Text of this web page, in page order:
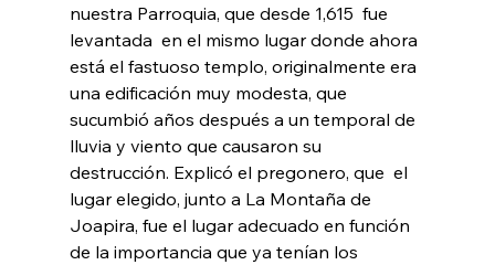
nuestra Parroquia, que desde 1,615  fue
levantada  en el mismo lugar donde ahora
está el fastuoso templo, originalmente era
una edificación muy modesta, que
sucumbió años después a un temporal de
lluvia y viento que causaron su
destrucción. Explicó el pregonero, que  el
lugar elegido, junto a La Montaña de
Joapira, fue el lugar adecuado en función
de la importancia que ya tenían los